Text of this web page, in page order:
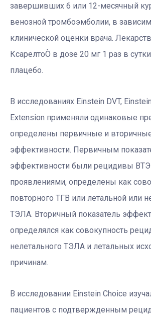
завершивших 6 или 12-месячный
венозной тромбоэмболии, в
клинической оценки врача.
КсарелтоÒ в дозе 20 мг 1 раз в
плацебо.
В исследованиях Einstein DVT,
Extension применяли одинаковые
определены первичные и
эффективности. Первичным
эффективности были рецидивы ВТЭ
проявлениями, определены как
повторного ТГВ или летальной или
ТЭЛА. Вторичный показатель
определялся как совокупность
нелетального ТЭЛА и летальных
причинам.
В исследовании Einstein Choice
пациентов с подтвержденным